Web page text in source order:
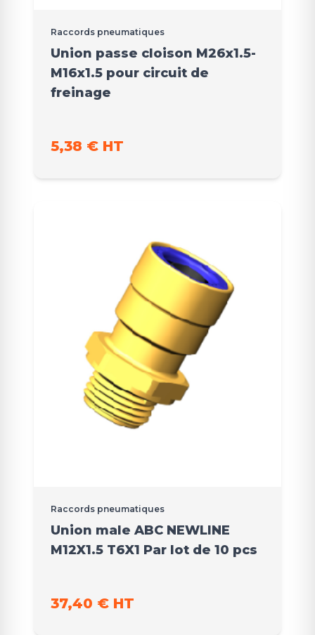
Raccords pneumatiques
Union passe cloison M26x1.5-
M16x1.5 pour circuit de
freinage
5,38 € HT
Raccords pneumatiques
Union male ABC NEWLINE
M12X1.5 T6X1 Par lot de 10 pcs
37,40 € HT